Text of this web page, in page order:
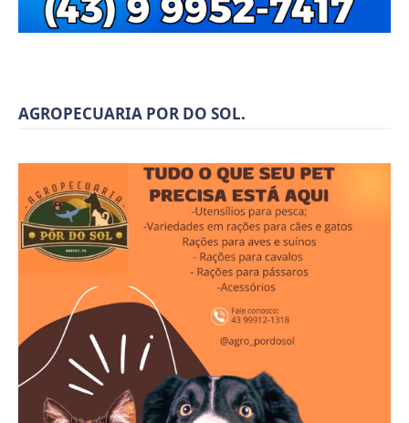
AGROPECUARIA POR DO SOL.